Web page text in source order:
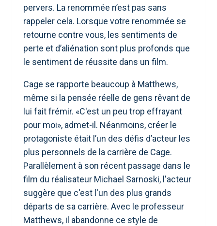
pervers. La renommée n’est pas sans
rappeler cela. Lorsque votre renommée se
retourne contre vous, les sentiments de
perte et d’aliénation sont plus profonds que
le sentiment de réussite dans un film.
Cage se rapporte beaucoup à Matthews,
même si la pensée réelle de gens rêvant de
lui fait frémir. «C'est un peu trop effrayant
pour moi», admet-il. Néanmoins, créer le
protagoniste était l’un des défis d’acteur les
plus personnels de la carrière de Cage.
Parallèlement à son récent passage dans le
film du réalisateur Michael Sarnoski, l'acteur
suggère que c'est l'un des plus grands
départs de sa carrière. Avec le professeur
Matthews, il abandonne ce style de